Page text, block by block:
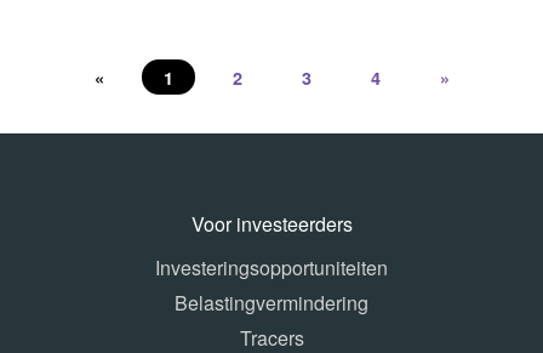
« 1 2 3 4 »
Voor investeerders
Investeringsopportuniteiten
Belastingvermindering
Tracers